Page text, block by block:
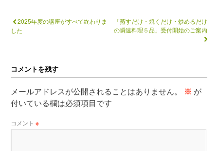
2025年度の講座がすべて終わりま
した
「蒸すだけ・焼くだけ・炒めるだけ
の瞬速料理５品」受付開始のご案内
コメントを残す
メールアドレスが公開されることはありません。 ※ が
付いている欄は必須項目です
コメント※